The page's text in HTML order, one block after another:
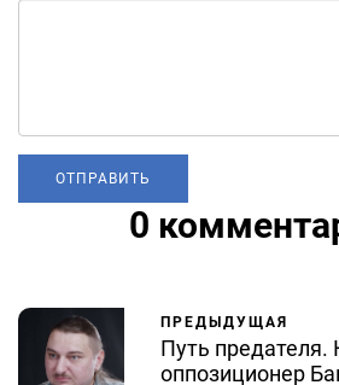
0
ПРЕДЫДУЩАЯ
Путь предателя.
оппозиционер